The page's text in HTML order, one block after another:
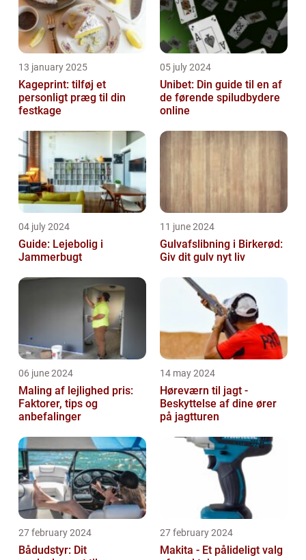
13 january 2025
Kageprint: tilføj et
personligt præg til din
festkage
05 july 2024
Unibet: Din guide til en af
de førende spiludbydere
online
04 july 2024
Guide: Lejebolig i
Jammerbugt
11 june 2024
Gulvafslibning i Birkerød:
Giv dit gulv nyt liv
06 june 2024
Maling af lejlighed pris:
Faktorer, tips og
anbefalinger
14 may 2024
Høreværn til jagt -
Beskyttelse af dine ører
på jagtturen
27 february 2024
Bådudstyr: Dit
27 february 2024
Makita - Et pålideligt valg